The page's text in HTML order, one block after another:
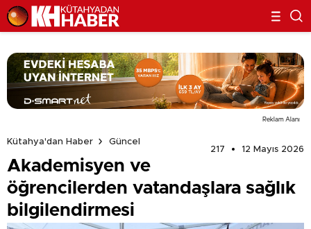
Reklam Alanı
Kütahya'dan Haber
Güncel
217
12 Mayıs 2026
Akademisyen ve
öğrencilerden vatandaşlara sağlık
bilgilendirmesi